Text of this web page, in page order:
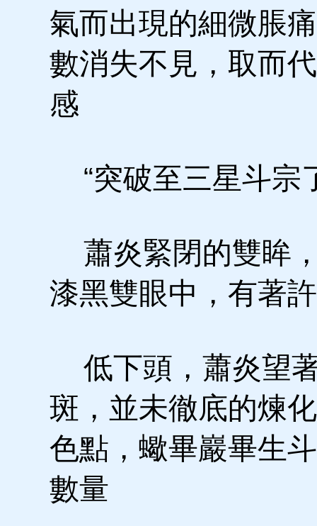
氣而出現的細微脹
數消失不見，取而
感
“突破至三星斗宗
蕭炎緊閉的雙眸
漆黑雙眼中，有著
低下頭，蕭炎望
斑，並未徹底的煉
色點，蠍畢巖畢生
數量